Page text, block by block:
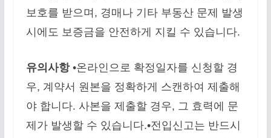
보호를 받으며, 경매나 기타 부동산 문제 발생
시에도 보증금을 안전하게 지킬 수 있습니다.
유의사항•온라인으로 확정일자를 신청할 경
우, 계약서 원본을 정확하게 스캔하여 제출해
야 합니다. 사본을 제출할 경우, 그 효력에 문
제가 발생할 수 있습니다.•전입신고는 반드시